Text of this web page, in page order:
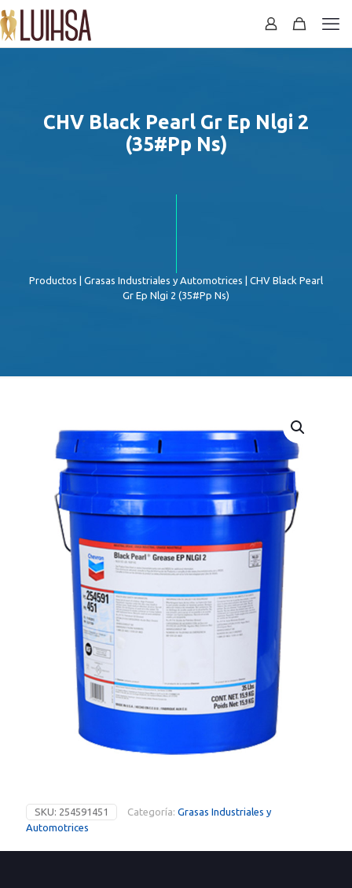
CHV Black Pearl Gr Ep Nlgi 2
(35#Pp Ns)
Productos Grasas Industriales y Automotrices | CHV Black Pearl
Gr Ep Nlgi 2 (35#Pp Ns)
SKU: 254591451 Categoría: Grasas Industriales y
Automotrices